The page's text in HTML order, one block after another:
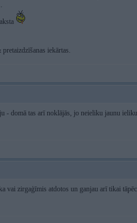
iekārtas.
- domā tas arī noklājās, jo neieliku jaunu
vai zirgaģīmis atdotos un ganjau arī tikai